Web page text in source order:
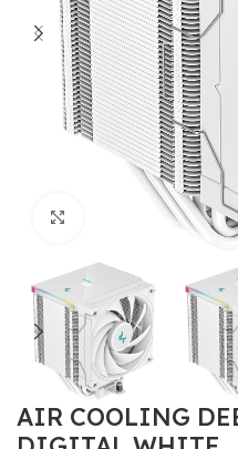
AIR COOLING